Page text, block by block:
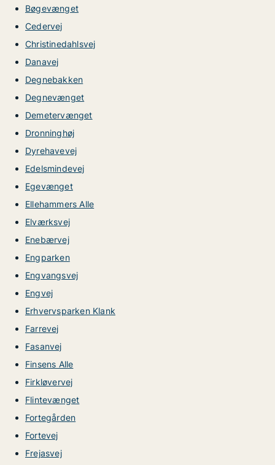
Bøgevænget
Cedervej
Christinedahlsvej
Danavej
Degnebakken
Degnevænget
Demetervænget
Dronninghøj
Dyrehavevej
Edelsmindevej
Egevænget
Ellehammers Alle
Elværksvej
Enebærvej
Engparken
Engvangsvej
Engvej
Erhvervsparken Klank
Farrevej
Fasanvej
Finsens Alle
Firkløvervej
Flintevænget
Fortegården
Fortevej
Frejasvej